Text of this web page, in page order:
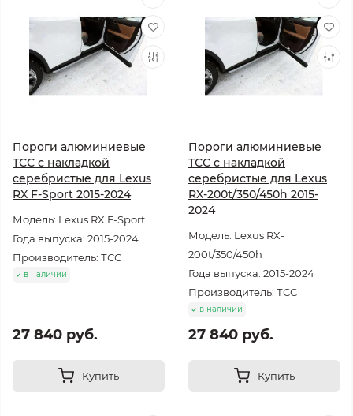
Пороги алюминиевые
ТСС с накладкой
серебристые для Lexus
RX F-Sport 2015-2024
Модель: Lexus RX F-Sport
Года выпуска: 2015-2024
Производитель: ТСС
в наличии
27 840 руб.
Купить
Пороги алюминиевые
ТСС с накладкой
серебристые для Lexus
RX-200t/350/450h 2015-
2024
Модель: Lexus RX-
200t/350/450h
Года выпуска: 2015-2024
Производитель: ТСС
в наличии
27 840 руб.
Купить